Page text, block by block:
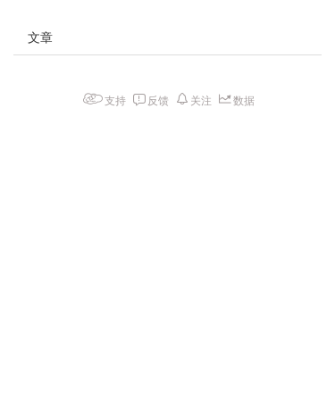
文章
支持 反馈 关注 数据